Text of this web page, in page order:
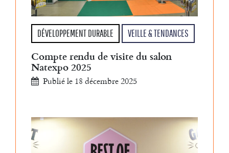
DÉVELOPPEMENT DURABLE VEILLE & TENDANCES
Compte rendu de visite du salon
Natexpo 2025
Publié le 18 décembre 2025